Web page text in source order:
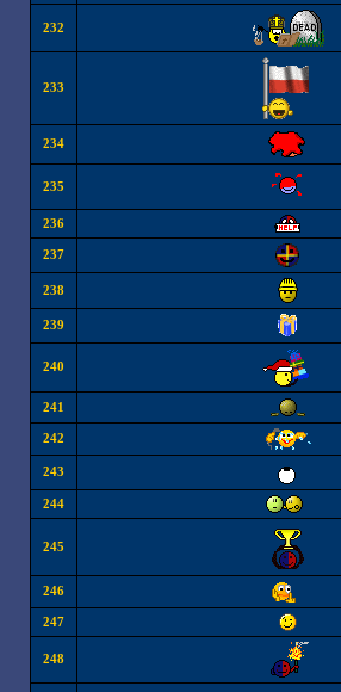
232
233
234
235
236
237
238
239
240
241
242
243
244
245
246
247
248